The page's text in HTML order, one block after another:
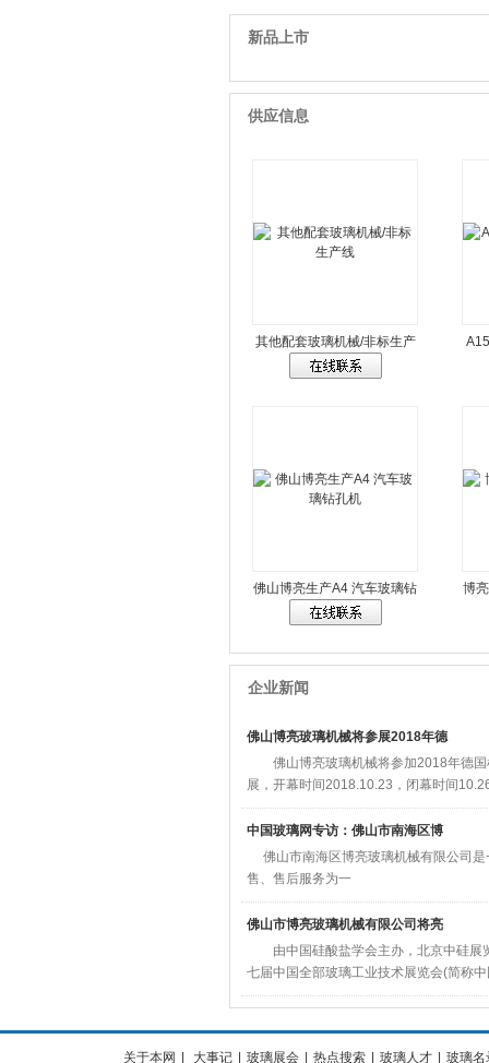
新品上市
供应信息
其他配套玻璃机械/非标生产
佛山博亮生产A4 汽车玻璃钻 博
企业新闻
佛山博亮玻璃机械将参展2018年德
佛山博亮玻璃机械将参加2018年德国
展，开幕时间2018.10.23，闭幕时间
中国玻璃网专访：佛山市南海区博
佛山市南海区博亮玻璃机械有限公司是
售、售后服务为一
佛山市博亮玻璃机械有限公司将亮
由中国硅酸盐学会主办，北京中硅展
七届中国全部玻璃工业技术展览会(简称
关于本网 大事记 玻璃展会 热点搜索 玻璃人才 玻璃名